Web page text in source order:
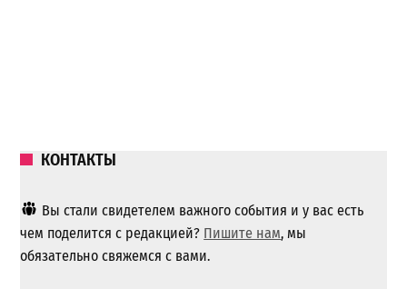
КОНТАКТЫ
Вы стали свидетелем важного события и у вас есть
чем поделится с редакцией? Пишите нам, мы
обязательно свяжемся с вами.